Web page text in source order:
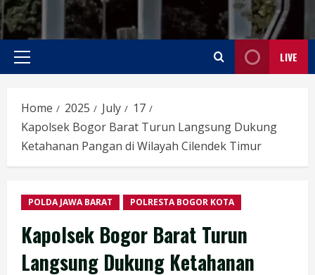
Primary
LIVE
Home 2025 July
17
Kapolsek Bogor Barat Turun Langsung Dukung
Ketahanan Pangan di Wilayah Cilendek Timur
POLDA JAWA BARAT POLRESTA BOGOR KOTA
Kapolsek Bogor Barat Turun
Langsung Dukung Ketahanan